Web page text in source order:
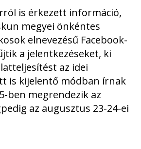
is érkezett információ,
megyei önkéntes
elnevezésű Facebook-
a jelentkezéseket, ki
az idei
is kijelentő módban írnak
ben megrendezik az
az augusztus 23-24-ei